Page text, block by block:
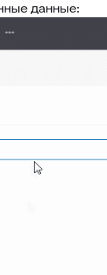
данные: